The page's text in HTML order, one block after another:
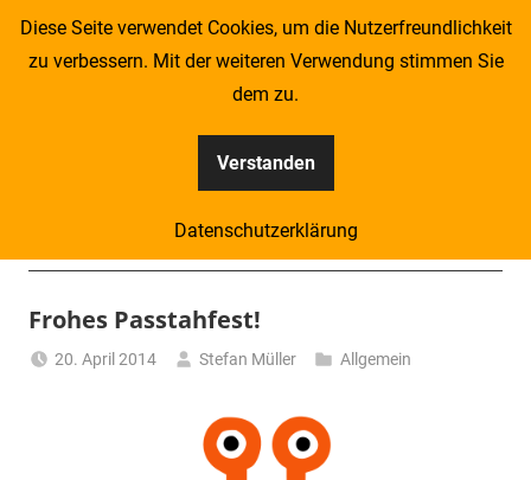
Zum
Kompass
–
Zeitung
für
Frohes Passtahfest!
20. April 2014 Stefan Müller Allgemein
Diese Seite verwendet Cookies, um die Nutzerfreundlichkeit
zu verbessern. Mit der weiteren Verwendung stimmen Sie
dem zu.
Verstanden
Datenschutzerklärung